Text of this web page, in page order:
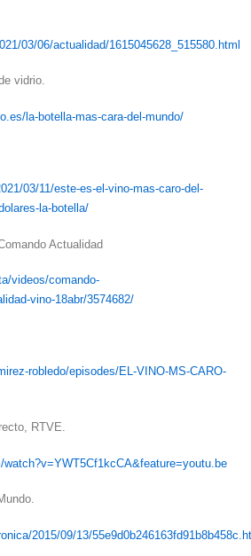
03/06/actualidad/1615045628_515580.html
vidrio.
la-botella-mas-cara-del-mundo/
03/11/este-es-el-vino-mas-caro-del-
la-botella/
Actualidad
videos/comando-
vino-18abr/3574682/
robledo/episodes/EL-VINO-MS-CARO-
RTVE.
2015/09/13/